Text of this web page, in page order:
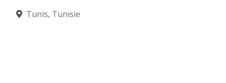
Tunis, Tunisie